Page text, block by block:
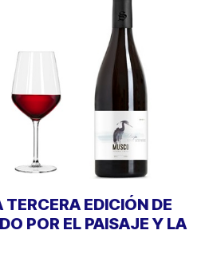
EDICIÓN DE
POR EL PAISAJE Y LA